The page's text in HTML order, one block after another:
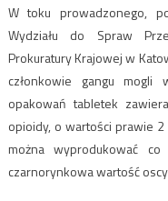
W toku prowadzonego,
Wydziału do Spraw
Prokuratury Krajowej w
członkowie gangu
opakowań tabletek
opioidy, o wartości prawie 2
można wyprodukować
czarnorynkowa wartość